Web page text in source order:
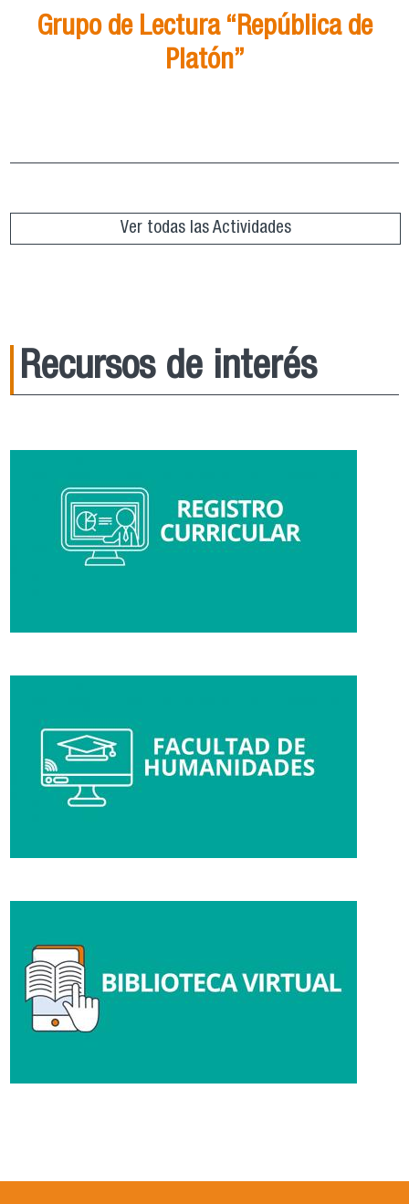
Grupo de Lectura “República de
Platón”
Ver todas las Actividades
Recursos de interés